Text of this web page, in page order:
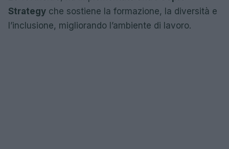
Strategy che sostiene la formazione, la diversità e
l’inclusione, migliorando l’ambiente di lavoro.